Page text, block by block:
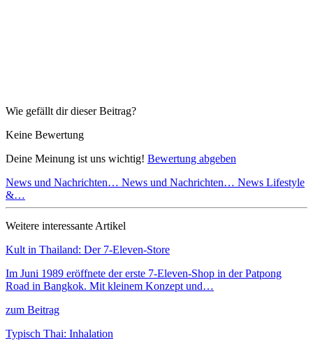
Wie gefällt dir dieser Beitrag?
Keine Bewertung
Deine Meinung ist uns wichtig! Bewertung abgeben
News und Nachrichten… News und Nachrichten… News Lifestyle
&…
Weitere interessante Artikel
Kult in Thailand: Der 7-Eleven-Store
Im Juni 1989 eröffnete der erste 7-Eleven-Shop in der Patpong
Road in Bangkok. Mit kleinem Konzept und…
zum Beitrag
Typisch Thai: Inhalation